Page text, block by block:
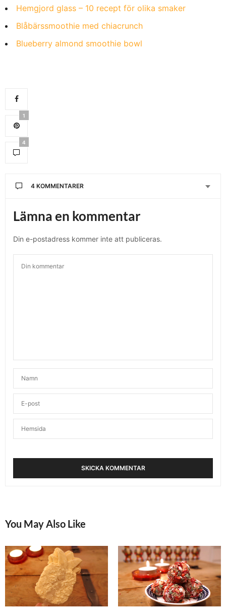
Hemgjord glass – 10 recept för olika smaker
Blåbärssmoothie med chiacrunch
Blueberry almond smoothie bowl
1
4
4 KOMMENTARER
KARIN ENOKSSON SKRIVER:
JUNI 10, 2020 KL. 3:41 E M
Perfekt tips! Tackar😊🌟
Roligt att du gillar det Karin!
ha magsjukebakterier. Kanske det inte gäller alla
hallon?
ANNA LISSJANIS SKRIVER:
JUNI 11, 2020 KL. 9:32 F M
Lämna en kommentar
Din e-postadress kommer inte att publiceras.
You May Also Like